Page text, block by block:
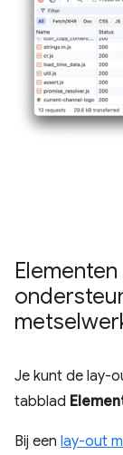
Je kunt de lay-
tabblad
Bij een lay-out